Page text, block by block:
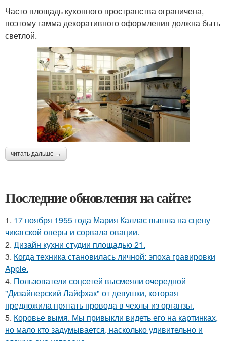
Часто площадь кухонного пространства ограничена,
поэтому гамма декоративного оформления должна быть
светлой.
читать дальше →
Последние обновления на сайте:
1. 17 ноября 1955 года Мария Каллас вышла на сцену
чикагской оперы и сорвала овации.
2. Дизайн кухни студии площадью 21.
3. Когда техника становилась личной: эпоха гравировки
Apple.
4. Пользователи соцсетей высмеяли очередной
"Дизайнерский Лайфхак" от девушки, которая
предложила прятать провода в чехлы из органзы.
5. Коровье вымя. Мы привыкли видеть его на картинках,
но мало кто задумывается, насколько удивительно и